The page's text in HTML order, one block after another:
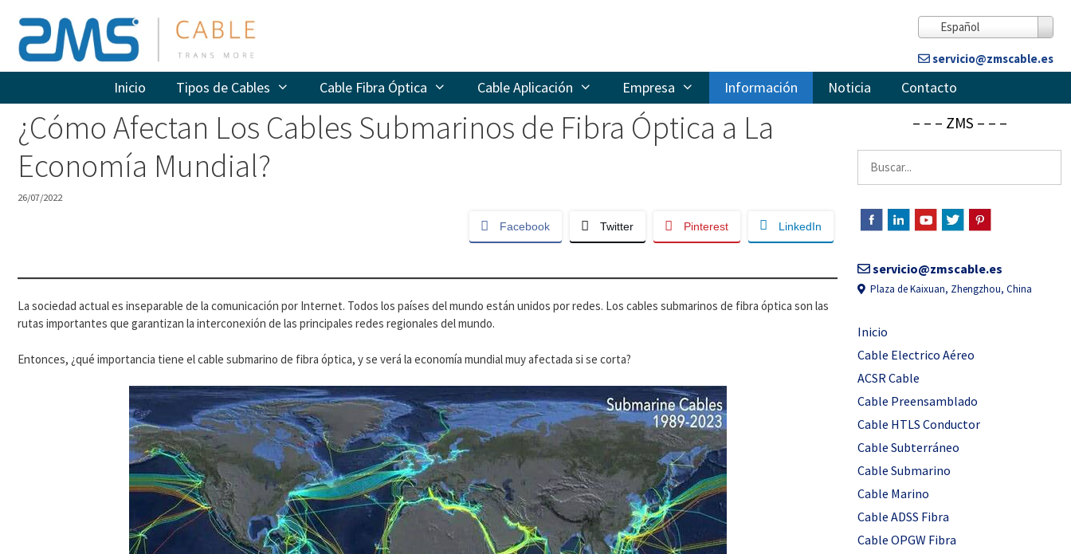
contenido
Español
servicio@zmscable.es
Inicio Tipos de Cables Cable Fibra Óptica Cable Aplicación Empresa Información Noticia Contacto
¿Cómo Afectan Los Cables Submarinos de Fibra Óptica a La
Economía Mundial?
26/07/2022
Facebook Twitter Pinterest LinkedIn
La sociedad actual es inseparable de la comunicación por Internet. Todos los países del mundo están unidos por redes. Los cables submarinos de fibra óptica son las
rutas importantes que garantizan la interconexión de las principales redes regionales del mundo.
Entonces, ¿qué importancia tiene el cable submarino de fibra óptica, y se verá la economía mundial muy afectada si se corta?
– – – ZMS – – –
Buscar:
servicio@zmscable.es
Plaza de Kaixuan, Zhengzhou, China
Inicio
Cable Electrico Aéreo
ACSR Cable
Cable Preensamblado
Cable HTLS Conductor
Cable Subterráneo
Cable Submarino
Cable Marino
Cable ADSS Fibra
Cable OPGW Fibra